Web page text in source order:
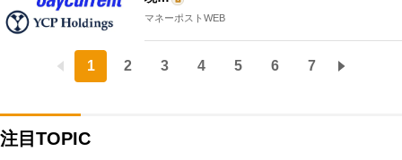
マネーポストWEB
1 2 3 4 5 6 7
注目TOPIC